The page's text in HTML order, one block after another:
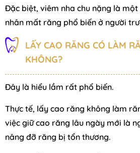
Đặc biệt, viêm nha chu nặng là
nhân mất răng phổ biến ở người
LẤY CAO RĂNG CÓ LÀM
KHÔNG?
Đây là hiểu lầm rất phổ biến.
Thực tế, lấy cao răng không làm
việc giữ cao răng lâu ngày mới là
nâng đỡ răng bị tổn thương.